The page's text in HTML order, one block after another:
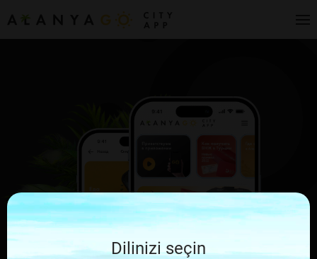
Dilinizi seçin